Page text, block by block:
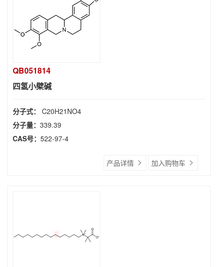
QB051814
四氢小檗碱
分子式： C20H21NO4
分子量： 339.39
CAS号： 522-97-4
产品详情 加入购物车